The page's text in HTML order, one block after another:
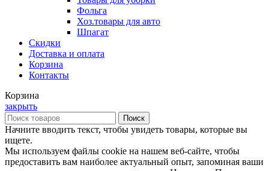
Фольга
Хоз.товары для авто
Шпагат
Скидки
Доставка и оплата
Корзина
Контакты
Корзина
закрыть
Поиск
Начните вводить текст, чтобы увидеть товары, которые вы
ищете.
Мы используем файлы cookie на нашем веб-сайте, чтобы
предоставить вам наиболее актуальный опыт, запоминая ваши